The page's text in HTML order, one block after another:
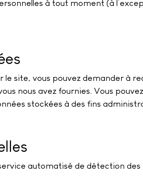
à tout moment (à
le site, vous pouvez demander à
nous avez fournies. Vous
stockées à des fins
automatisé de détection